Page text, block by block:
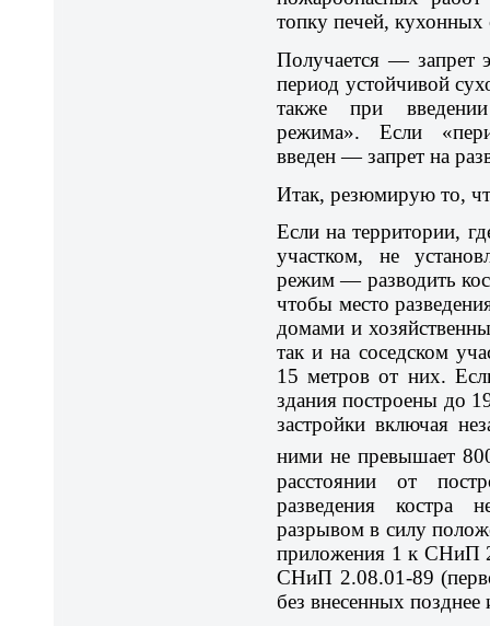
топку печей, кухонных
Получается — запрет
период устойчивой
также при
режима». Если
введен — запрет на
Итак, резюмирую то,
Если на территории,
участком, не
режим — разводить
чтобы место
домами и
так и на соседском
15 метров от них.
здания построены до
застройки включая
ними не превышает
расстоянии от
разведения костра
разрывом в силу
приложения 1 к СНиП
СНиП 2.08.01-89
без внесенных позднее